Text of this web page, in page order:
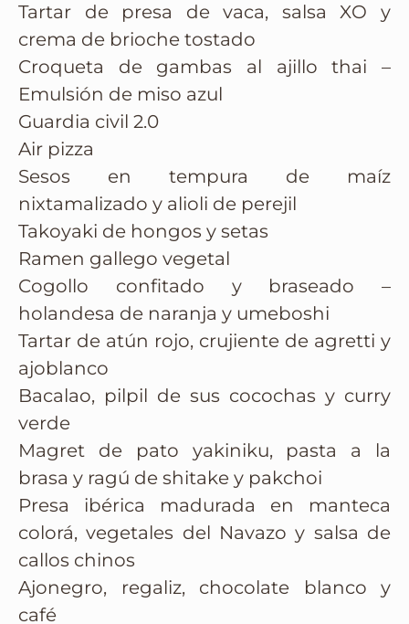
Tartar de presa de vaca, salsa XO y
crema de brioche tostado
Croqueta de gambas al ajillo thai –
Emulsión de miso azul
Guardia civil 2.0
Air pizza
Sesos en tempura de maíz
nixtamalizado y alioli de perejil
Takoyaki de hongos y setas
Ramen gallego vegetal
Cogollo confitado y braseado –
holandesa de naranja y umeboshi
Tartar de atún rojo, crujiente de agretti y
ajoblanco
Bacalao, pilpil de sus cocochas y curry
verde
Magret de pato yakiniku, pasta a la
brasa y ragú de shitake y pakchoi
Presa ibérica madurada en manteca
colorá, vegetales del Navazo y salsa de
callos chinos
Ajonegro, regaliz, chocolate blanco y
café